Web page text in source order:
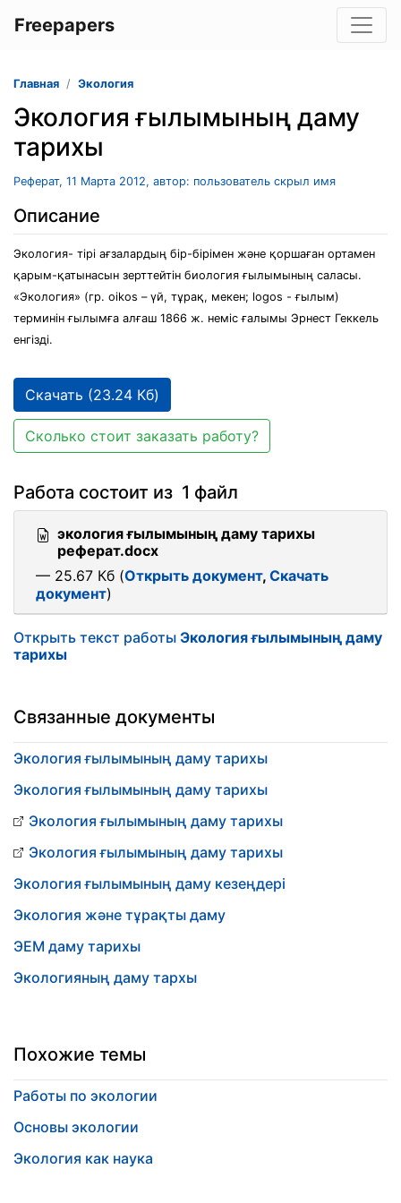
Freepapers
Главная Экология
Экология ғылымының даму
тарихы
Реферат, 11 Марта 2012, автор: пользователь скрыл имя
Описание
Экология- тірі ағзалардың бір-бірімен және қоршаған ортамен
қарым-қатынасын зерттейтін биология ғылымының саласы.
«Экология» (гр. oikos – үй, тұрақ, мекен; logos - ғылым)
терминін ғылымға алғаш 1866 ж. неміс ғалымы Эрнест Геккель
енгізді.
Скачать (23.24 Кб)
Сколько стоит заказать работу?
Работа состоит из 1 файл
экология ғылымының даму тарихы
реферат.docx
— 25.67 Кб (Открыть документ, Скачать
документ)
Открыть текст работы Экология ғылымының даму
тарихы
Связанные документы
Экология ғылымының даму тарихы
Экология ғылымының даму тарихы
Экология ғылымының даму тарихы
Экология ғылымының даму тарихы
Экология ғылымының даму кезеңдері
Экология және тұрақты даму
ЭЕМ даму тарихы
Экологияның даму тархы
Похожие темы
Работы по экологии
Основы экологии
Экология как наука